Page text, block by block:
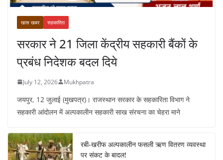
खास खबर सहकारिता
सरकार ने 21 जिला केंद्रीय सहकारी बैंकों के
प्रबंध निदेशक बदल दिये
July 12, 2026 Mukhpatra
जयपुर, 12 जुलाई (मुखपत्र)। राजस्थान सरकार के सहकारिता विभाग ने
सहकारी आंदोलन में अल्पकालीन सहकारी साख संरचना का चेहरा माने
रबी-खरीफ अल्पकालीन फसली ऋण वितरण व्यवस्था
पर संकट के बादल!